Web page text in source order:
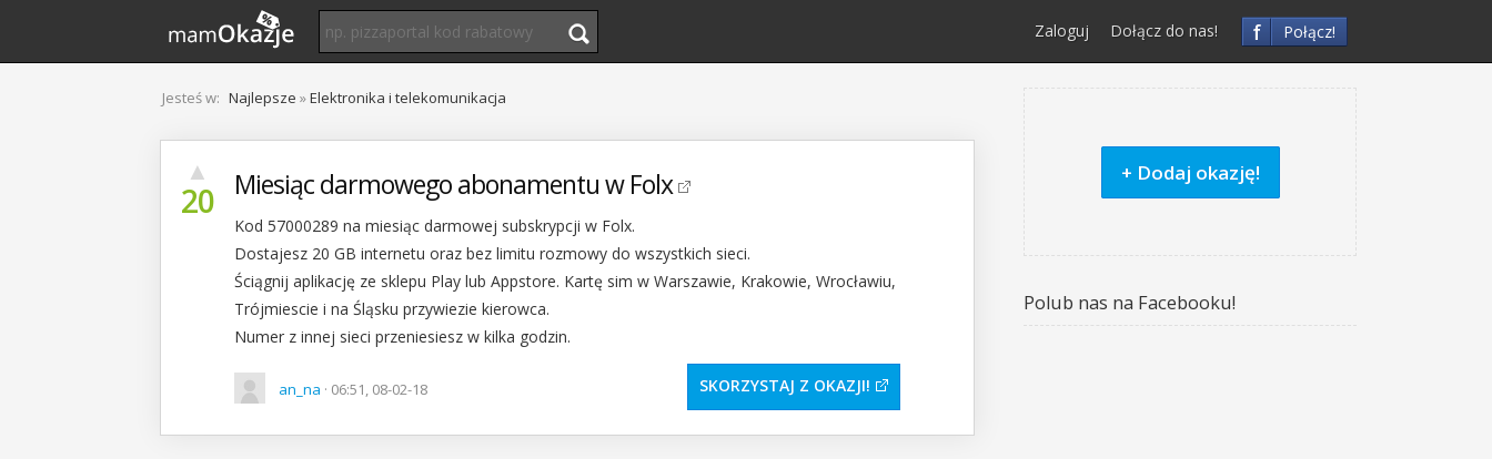
f Połącz!
Zaloguj Dołącz do nas!
Jesteś w: Najlepsze »Elektronika i telekomunikacja
▲
20 Miesiąc darmowego abonamentu w Folx
Kod 57000289 na miesiąc darmowej subskrypcji w Folx.
Dostajesz 20 GB internetu oraz bez limitu rozmowy do wszystkich sieci.
Ściągnij aplikację ze sklepu Play lub Appstore. Kartę sim w Warszawie, Krakowie, Wrocławiu,
Trójmiescie i na Śląsku przywiezie kierowca.
Numer z innej sieci przeniesiesz w kilka godzin.
an_na · 06:51, 08-02-18 SKORZYSTAJ Z OKAZJI
+ Dodaj okazję!
Polub nas na Facebooku!